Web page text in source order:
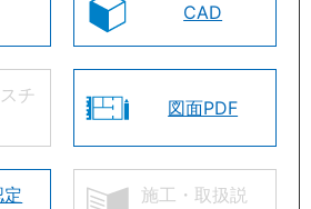
CAD
チ
図面PDF
施工・取扱説